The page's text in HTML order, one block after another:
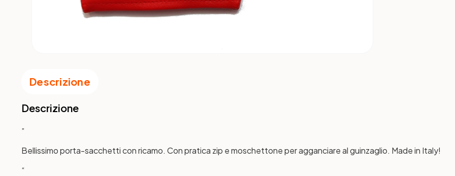
Descrizione
Descrizione
”
Bellissimo porta-sacchetti con ricamo. Con pratica zip e moschettone per agganciare al guinzaglio. Made in Italy!
“